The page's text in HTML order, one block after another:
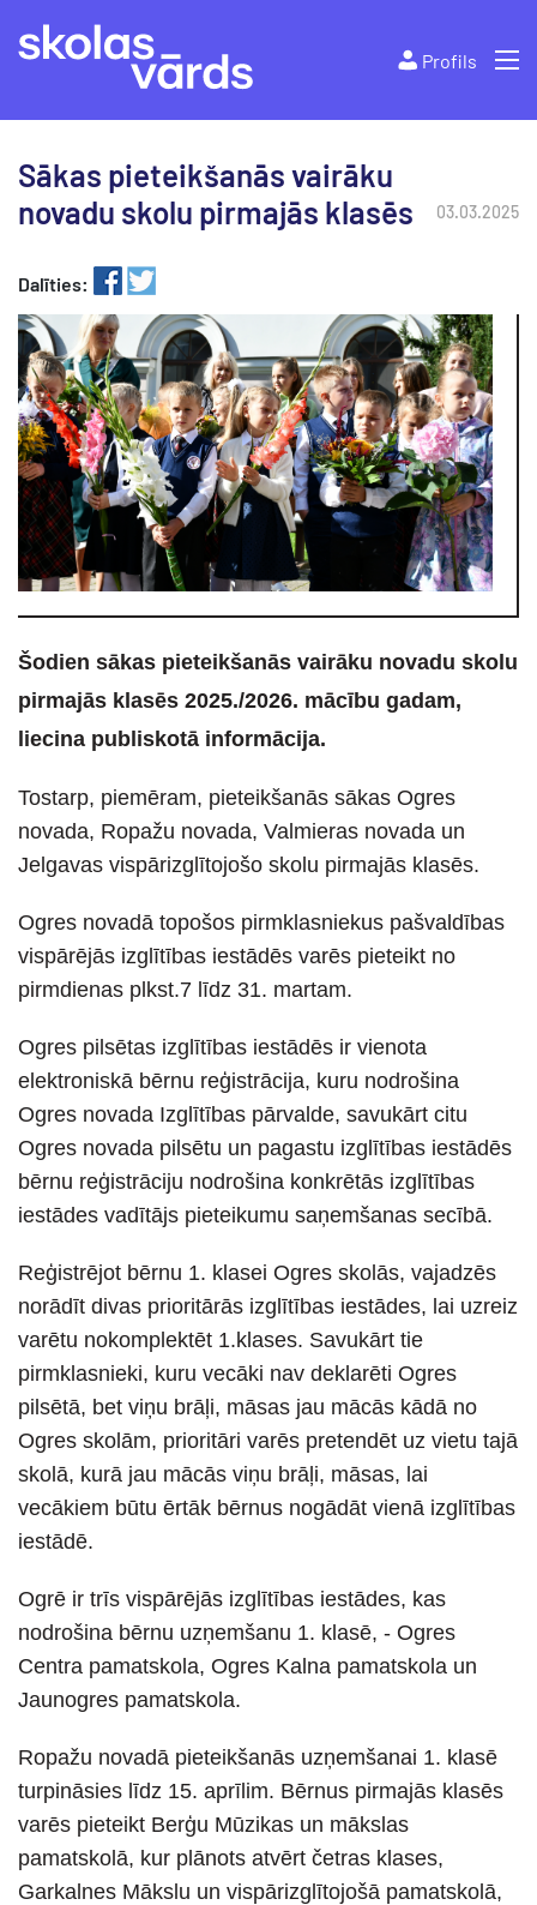
Profils
Sākas pieteikšanās vairāku
novadu skolu pirmajās klasēs
03.03.2025
Dalīties:
Šodien sākas pieteikšanās vairāku novadu skolu
pirmajās klasēs 2025./2026. mācību gadam,
liecina publiskotā informācija.
Tostarp, piemēram, pieteikšanās sākas Ogres
novada, Ropažu novada, Valmieras novada un
Jelgavas vispārizglītojošo skolu pirmajās klasēs.
Ogres novadā topošos pirmklasniekus pašvaldības
vispārējās izglītības iestādēs varēs pieteikt no
pirmdienas plkst.7 līdz 31. martam.
Ogres pilsētas izglītības iestādēs ir vienota
elektroniskā bērnu reģistrācija, kuru nodrošina
Ogres novada Izglītības pārvalde, savukārt citu
Ogres novada pilsētu un pagastu izglītības iestādēs
bērnu reģistrāciju nodrošina konkrētās izglītības
iestādes vadītājs pieteikumu saņemšanas secībā.
Reģistrējot bērnu 1. klasei Ogres skolās, vajadzēs
norādīt divas prioritārās izglītības iestādes, lai uzreiz
varētu nokomplektēt 1.klases. Savukārt tie
pirmklasnieki, kuru vecāki nav deklarēti Ogres
pilsētā, bet viņu brāļi, māsas jau mācās kādā no
Ogres skolām, prioritāri varēs pretendēt uz vietu tajā
skolā, kurā jau mācās viņu brāļi, māsas, lai
vecākiem būtu ērtāk bērnus nogādāt vienā izglītības
iestādē.
Ogrē ir trīs vispārējās izglītības iestādes, kas
nodrošina bērnu uzņemšanu 1. klasē, - Ogres
Centra pamatskola, Ogres Kalna pamatskola un
Jaunogres pamatskola.
Ropažu novadā pieteikšanās uzņemšanai 1. klasē
turpināsies līdz 15. aprīlim. Bērnus pirmajās klasēs
varēs pieteikt Berģu Mūzikas un mākslas
pamatskolā, kur plānots atvērt četras klases,
Garkalnes Mākslu un vispārizglītojošā pamatskolā,